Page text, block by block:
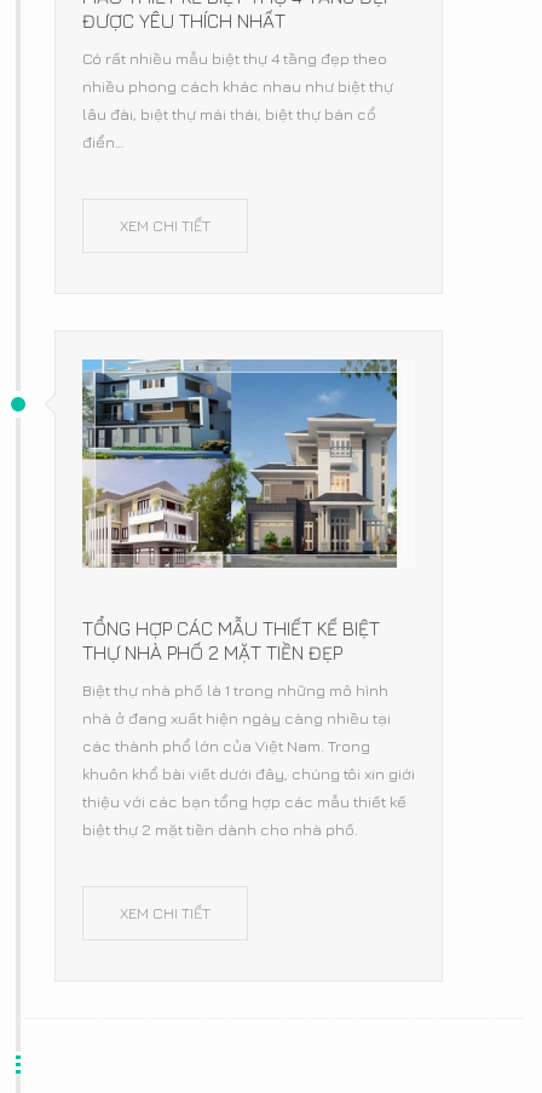
ĐƯỢC YÊU THÍCH NHẤT
Có rất nhiều mẫu biệt thự 4 tầng đẹp theo
nhiều phong cách khác nhau như biệt thự
lâu đài, biệt thự mái thái, biệt thự bán cổ
điển…
XEM CHI TIẾT
TỔNG HỢP CÁC MẪU THIẾT KẾ BIỆT
THỰ NHÀ PHỐ 2 MẶT TIỀN ĐẸP
Biệt thự nhà phố là 1 trong những mô hình
nhà ở đang xuất hiện ngày càng nhiều tại
các thành phổ lớn của Việt Nam. Trong
khuôn khổ bài viết dưới đây, chúng tôi xin giới
thiệu với các bạn tổng hợp các mẫu thiết kế
biệt thự 2 mặt tiền dành cho nhà phố.
XEM CHI TIẾT